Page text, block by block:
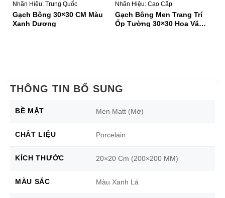
Nhãn Hiệu: Trung Quốc
Gạch Bông 30×30 CM Màu
Xanh Dương
Nhãn Hiệu: Cao Cấp
Gạch Bông Men Trang Trí
Ốp Tường 30×30 Hoa Văn
THÔNG TIN BỔ SUNG
BỀ MẶT Men Matt (Mờ)
CHẤT LIỆU Porcelain
KÍCH THƯỚC 20×20 Cm (200×200 MM)
MÀU SẮC Màu Xanh Lá